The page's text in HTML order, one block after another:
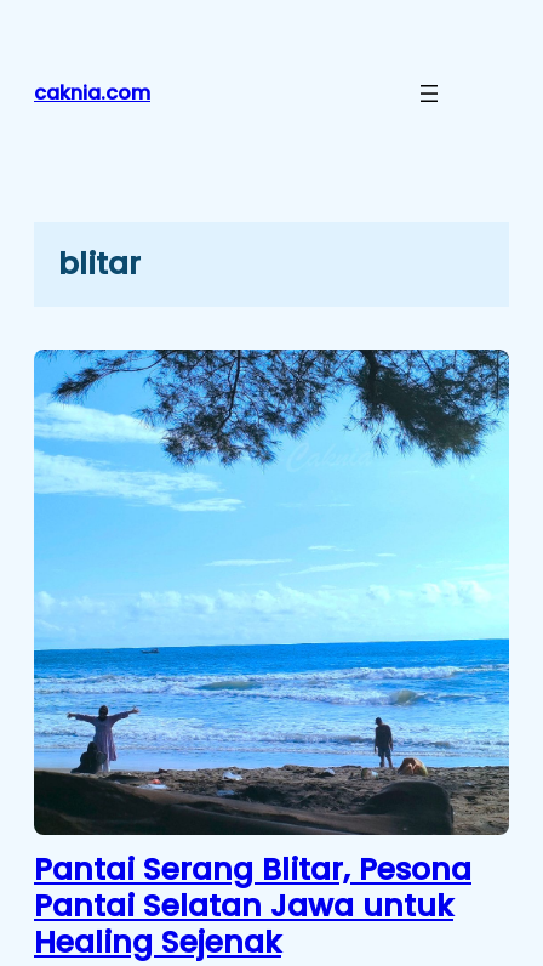
caknia.com
blitar
Pantai Serang Blitar, Pesona
Pantai Selatan Jawa untuk
Healing Sejenak